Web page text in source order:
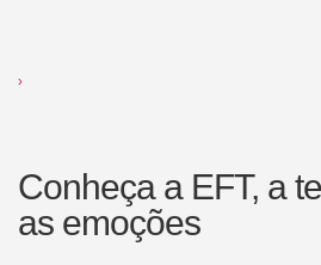
›
Conheça a EFT, a
as emoções